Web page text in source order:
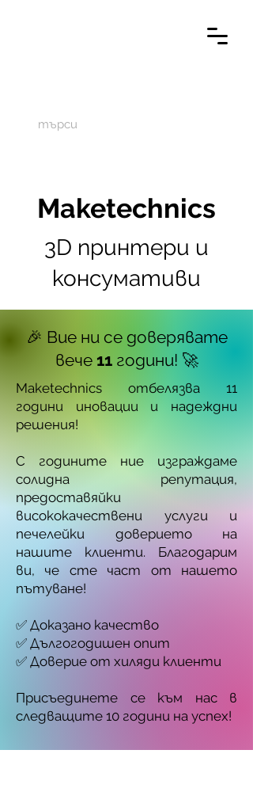
Maketechnics
3D принтери и
консумативи
🎉 Вие ни се доверявате
вече 11 години! 🚀
Maketechnics отбелязва 11
години иновации и надеждни
решения!
С годините ние изграждаме
солидна репутация,
предоставяйки
висококачествени услуги и
печелейки доверието на
нашите клиенти. Благодарим
ви, че сте част от нашето
пътуване!
✅ Доказано качество
✅ Дългогодишен опит
✅ Доверие от хиляди клиенти
Присъединете се към нас в
следващите 10 години на успех!